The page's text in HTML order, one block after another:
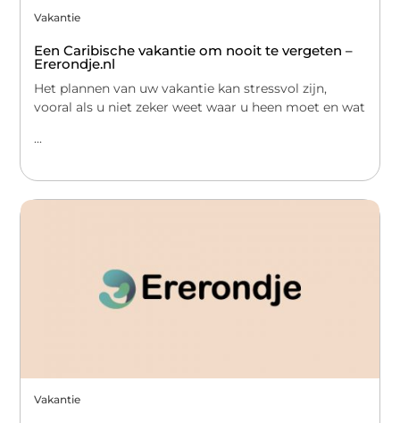
Vakantie
Een Caribische vakantie om nooit te vergeten –
Ererondje.nl
Het plannen van uw vakantie kan stressvol zijn,
vooral als u niet zeker weet waar u heen moet en wat
...
Vakantie